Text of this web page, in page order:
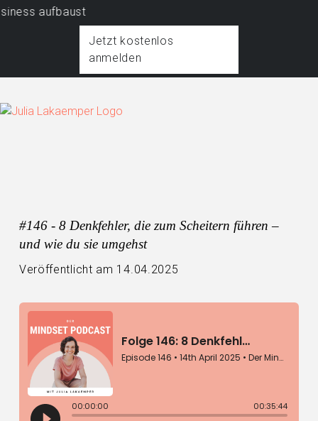
aufbaust
Jetzt kostenlos
anmelden
#146 - 8 Denkfehler, die zum Scheitern führen –
und wie du sie umgehst
Veröffentlicht am 14.04.2025